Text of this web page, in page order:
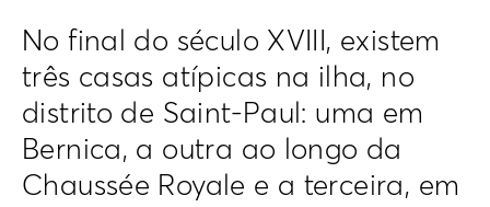
No final do século XVIII, existem
três casas atípicas na ilha, no
distrito de Saint-Paul: uma em
Bernica, a outra ao longo da
Chaussée Royale e a terceira, em